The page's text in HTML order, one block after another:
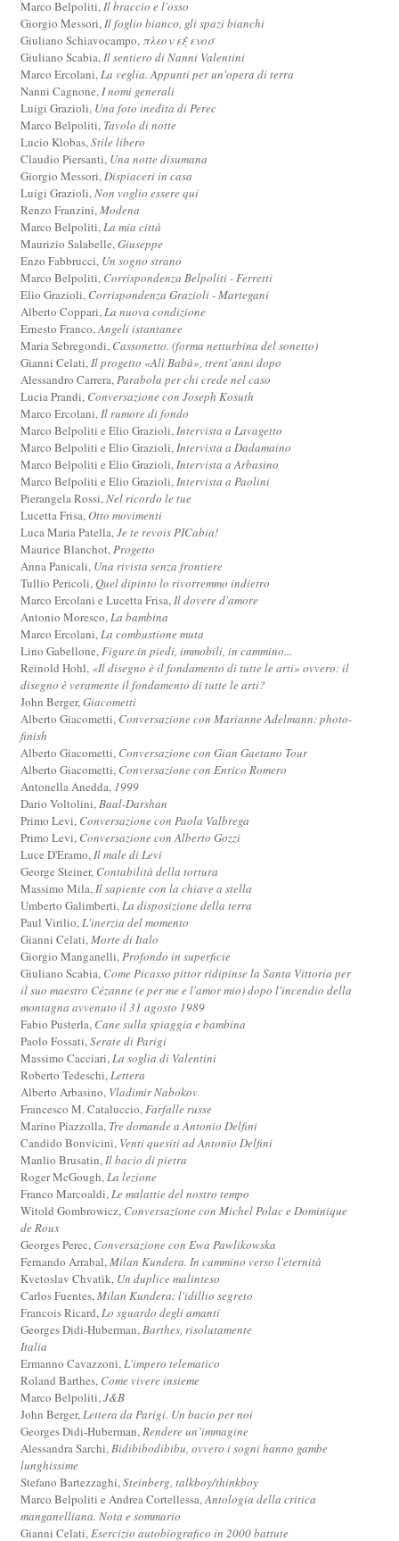
Marco Belpoliti,Il braccio e l'osso
Giorgio Messori,Il foglio bianco, gli spazi bianchi
Giuliano Schiavocampo,πλεον εξ ενοσ
Giuliano Scabia,Il sentiero di Nanni Valentini
Marco Ercolani,La veglia. Appunti per un'opera di terra
Nanni Cagnone,I nomi generali
Luigi Grazioli, Una foto inedita di Perec
Marco Belpoliti, Tavolo di notte
Lucio Klobas,Stile libero
Claudio Piersanti, Una notte disumana
Giorgio Messori,Dispiaceri in casa
Luigi Grazioli,Non voglio essere qui
Renzo Franzini,Modena
Marco Belpoliti,La mia città
Maurizio Salabelle,Giuseppe
Enzo Fabbrucci, Un sogno strano
Marco Belpoliti, Corrispondenza Belpoliti - Ferretti
Elio Grazioli, Corrispondenza Grazioli - Martegani
Alberto Coppari,La nuova condizione
Ernesto Franco,Angeli istantanee
Maria Sebregondi, Cassonetto. (forma netturbina del sonetto)
Gianni Celati,Il progetto «Alì Babà», trent’anni dopo
Alessandro Carrera,Parabola per chi crede nel caso
Lucia Prandi, Conversazione con Joseph Kosuth
Marco Ercolani,Il rumore di fondo
Marco Belpoliti e Elio Grazioli,Intervista a Lavagetto
Marco Belpoliti e Elio Grazioli,Intervista a Dadamaino
Marco Belpoliti e Elio Grazioli,Intervista a Arbasino
Marco Belpoliti e Elio Grazioli,Intervista a Paolini
Pierangela Rossi,Nel ricordo le tue
Lucetta Frisa,Otto movimenti
Luca Maria Patella,Je te revois PICabia!
Maurice Blanchot,Progetto
Anna Panicali, Una rivista senza frontiere
Tullio Pericoli,Quel dipinto lo rivorremmo indietro
Marco Ercolani e Lucetta Frisa,Il dovere d'amore
Antonio Moresco,La bambina
Marco Ercolani,La combustione muta
Lino Gabellone,Figure in piedi, immobili, in cammino...
Reinold Hohl, «Il disegno è il fondamento di tutte le arti» ovvero: il
disegno è veramente il fondamento di tutte le arti?
John Berger,Giacometti
Alberto Giacometti, Conversazione con Marianne Adelmann: photo-
finish
Alberto Giacometti, Conversazione con Gian Gaetano Tour
Alberto Giacometti, Conversazione con Enrico Romero
Antonella Anedda, 1999
Dario Voltolini,Baal-Darshan
Primo Levi, Conversazione con Paola Valbrega
Primo Levi, Conversazione con Alberto Gozzi
Luce D'Eramo,Il male di Levi
George Steiner, Contabilità della tortura
Massimo Mila,Il sapiente con la chiave a stella
Umberto Galimberti,La disposizione della terra
Paul Virilio,L'inerzia del momento
Gianni Celati,Morte di Italo
Giorgio Manganelli,Profondo in superficie
Giuliano Scabia, Come Picasso pittor ridipinse la Santa Vittoria per
il suo maestro Cézanne (e per me e l'amor mio) dopo l'incendio della
montagna avvenuto il 31 agosto 1989
Fabio Pusterla, Cane sulla spiaggia e bambina
Paolo Fossati,Serate di Parigi
Massimo Cacciari,La soglia di Valentini
Roberto Tedeschi,Lettera
Alberto Arbasino, Vladimir Nabokov
Francesco M. Cataluccio,Farfalle russe
Marino Piazzolla, Tre domande a Antonio Delfini
Candido Bonvicini, Venti quesiti ad Antonio Delfini
Manlio Brusatin,Il bacio di pietra
Roger McGough,La lezione
Franco Marcoaldi,Le malattie del nostro tempo
Witold Gombrowicz, Conversazione con Michel Polac e Dominique
de Roux
Georges Perec, Conversazione con Ewa Pawlikowska
Fernando Arrabal,Milan Kundera. In cammino verso l'eternità
Kvetoslav Chvatìk, Un duplice malinteso
Carlos Fuentes,Milan Kundera: l'idillio segreto
Francois Ricard,Lo sguardo degli amanti
Georges Didi-Huberman,Barthes, risolutamente
Italia
Ermanno Cavazzoni,L'impero telematico
Roland Barthes, Come vivere insieme
Marco Belpoliti,J&B
John Berger,Lettera da Parigi. Un bacio per noi
Georges Didi-Huberman,Rendere un’immagine
Alessandra Sarchi,Bidibibodibibu, ovvero i sogni hanno gambe
lunghissime
Stefano Bartezzaghi,Steinberg, talkboy/thinkboy
Marco Belpoliti e Andrea Cortellessa,Antologia della critica
manganelliana. Nota e sommario
Gianni Celati,Esercizio autobiografico in 2000 battute